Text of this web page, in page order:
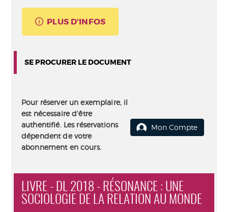
PLUS D'INFOS
SE PROCURER LE DOCUMENT
Pour réserver un exemplaire, il
est nécessaire d'être
authentifié. Les réservations
dépendent de votre
abonnement en cours.
Mon Compte
LIVRE - DL 2018 - RÉSONANCE : UNE
SOCIOLOGIE DE LA RELATION AU MONDE